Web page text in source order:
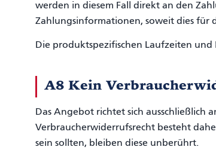
werden in diesem Fall direkt an den
Zahlungsinformationen, soweit dies für
Die produktspezifischen Laufzeiten und
A8 Kein
Das Angebot richtet sich ausschließlich
Verbraucherwiderrufsrecht besteht
sein sollten, bleiben diese unberührt.